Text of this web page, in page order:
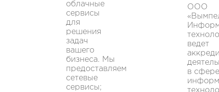
облачные
сервисы
для
решения
задач
вашего
бизнеса. Мы
предоставляем
сетевые
сервисы;
ООО
ведет
в сфере